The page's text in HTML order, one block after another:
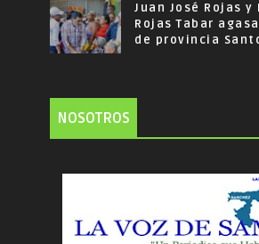
Juan José Rojas y
Rojas Tabar
de provincia
NOSOTROS